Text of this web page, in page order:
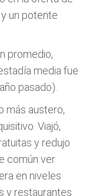
un potente
promedio,
media fue
pasado).
más austero,
Viajó,
y redujo
común ver
en niveles
y restaurantes